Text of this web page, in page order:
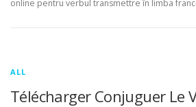
online pentru verbul transmettre în limba
ALL
Télécharger Conjuguer Le